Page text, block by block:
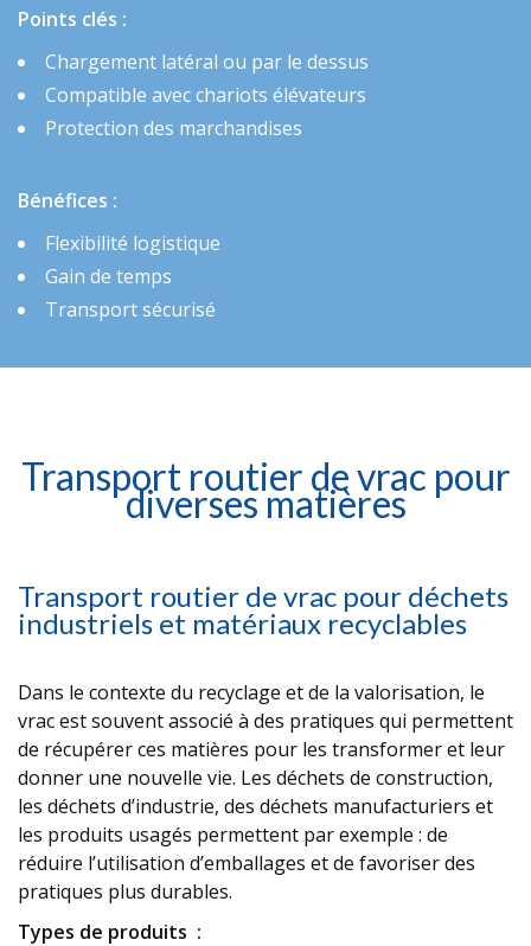
Points clés :
Chargement latéral ou par le dessus
Compatible avec chariots élévateurs
Protection des marchandises
Bénéfices :
Flexibilité logistique
Gain de temps
Transport sécurisé
Transport routier de vrac pour
diverses matières
Transport routier de vrac pour déchets
industriels et matériaux recyclables
Dans le contexte du recyclage et de la valorisation, le
vrac est souvent associé à des pratiques qui permettent
de récupérer ces matières pour les transformer et leur
donner une nouvelle vie. Les déchets de construction,
les déchets d’industrie, des déchets manufacturiers et
les produits usagés permettent par exemple : de
réduire l’utilisation d’emballages et de favoriser des
pratiques plus durables.
Types de produits :